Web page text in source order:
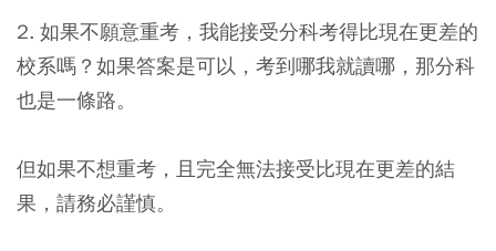
2. 如果不願意重考，我能接受分科考得比現在更差的
校系嗎？如果答案是可以，考到哪我就讀哪，那分科
也是一條路。
但如果不想重考，且完全無法接受比現在更差的結
果，請務必謹慎。